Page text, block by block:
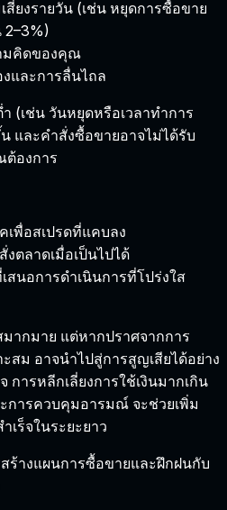
ยงรายวัน (เช่น หยุดการซื้อขาย
มคิดของคุณ
และการลื่นไถล
(เช่น วันหยุดหรือเวลาทำการ
และคำสั่งซื้อขายอาจไม่ได้รับ
ต้องการ
พื่อสเปรดที่แคบลง
ตลาดเมื่อเป็นไปได้
สนอการดำเนินการที่โปร่งใส
ากมาย แต่หากปราศจากการ
สม อาจนำไปสู่การสูญเสียได้อย่าง
การหลีกเลี่ยงการใช้เงินมากเกิน
การควบคุมอารมณ์ จะช่วยเพิ่ม
เร็จในระยะยาว
สร้างแผนการซื้อขายและฝึกฝนกับ